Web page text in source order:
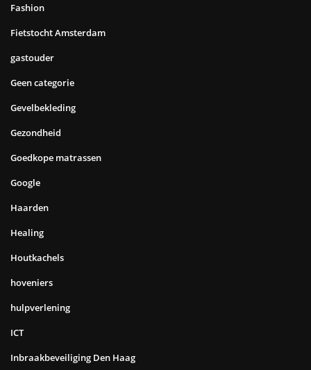
Fashion
Fietstocht Amsterdam
gastouder
Geen categorie
Gevelbekleding
Gezondheid
Goedkope matrassen
Google
Haarden
Healing
Houtkachels
hoveniers
hulpverlening
ICT
Inbraakbeveiliging Den Haag